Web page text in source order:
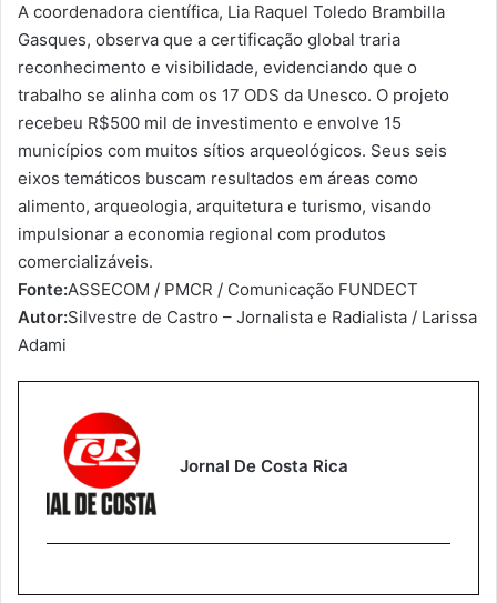
A coordenadora científica, Lia Raquel Toledo Brambilla
Gasques, observa que a certificação global traria
reconhecimento e visibilidade, evidenciando que o
trabalho se alinha com os 17 ODS da Unesco. O projeto
recebeu R$500 mil de investimento e envolve 15
municípios com muitos sítios arqueológicos. Seus seis
eixos temáticos buscam resultados em áreas como
alimento, arqueologia, arquitetura e turismo, visando
impulsionar a economia regional com produtos
comercializáveis.
Fonte:ASSECOM / PMCR / Comunicação FUNDECT
Autor:Silvestre de Castro – Jornalista e Radialista / Larissa
Adami
Jornal De Costa Rica